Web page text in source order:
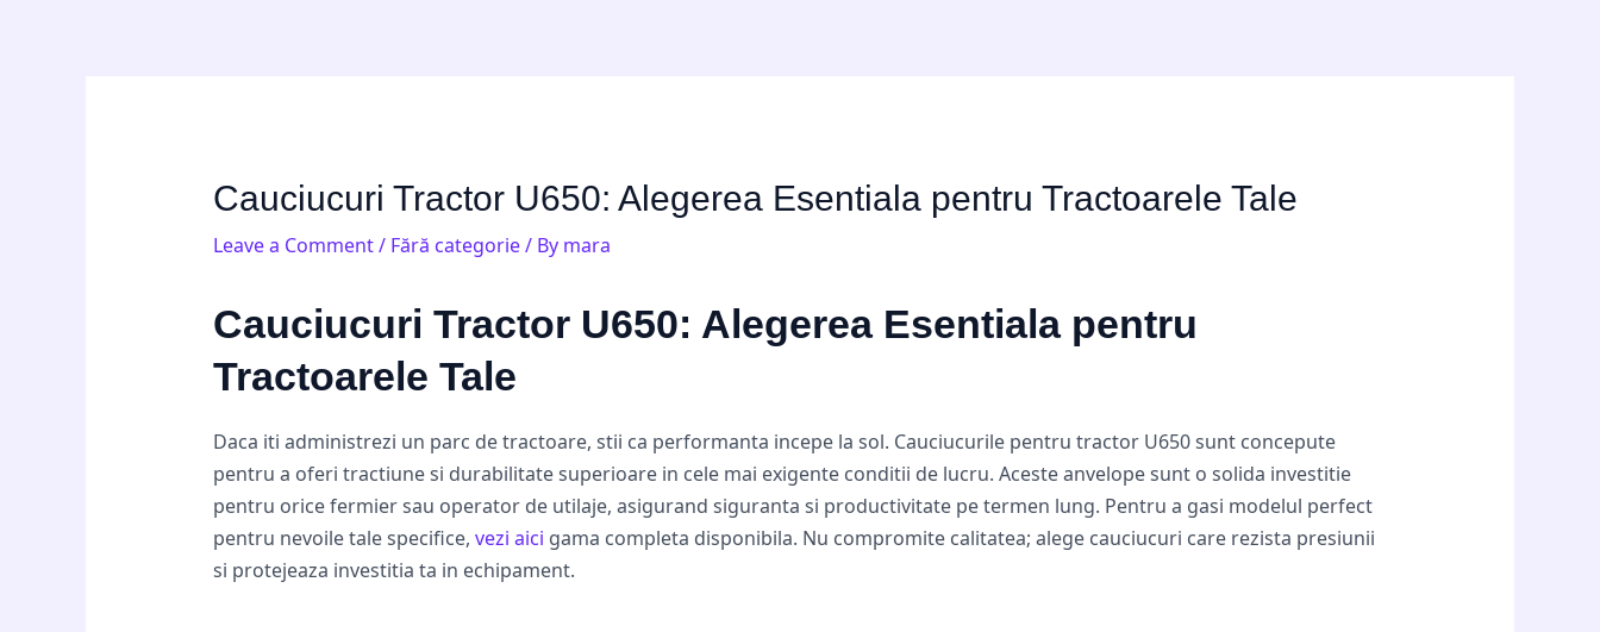
Cauciucuri Tractor U650: Alegerea Esentiala pentru Tractoarele Tale
Leave a Comment/ Fără categorie/ By mara
Cauciucuri Tractor U650: Alegerea Esentiala pentru
Tractoarele Tale
Daca iti administrezi un parc de tractoare, stii ca performanta incepe la sol. Cauciucurile pentru tractor U650 sunt concepute
pentru a oferi tractiune si durabilitate superioare in cele mai exigente conditii de lucru. Aceste anvelope sunt o solida investitie
pentru orice fermier sau operator de utilaje, asigurand siguranta si productivitate pe termen lung. Pentru a gasi modelul perfect
pentru nevoile tale specifice, vezi aici gama completa disponibila. Nu compromite calitatea; alege cauciucuri care rezista presiunii
si protejeaza investitia ta in echipament.